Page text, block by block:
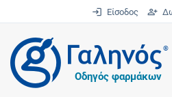
Είσοδος
®
Οδηγός φαρμάκων